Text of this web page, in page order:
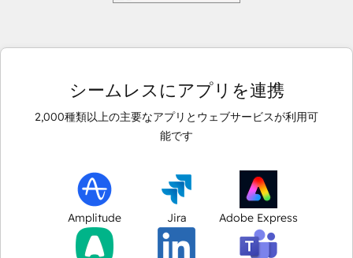
シームレスにアプリを連携
2,000種類以上の主要なアプリとウェブサービスが利用可
能です
Amplitude Jira Adobe Express